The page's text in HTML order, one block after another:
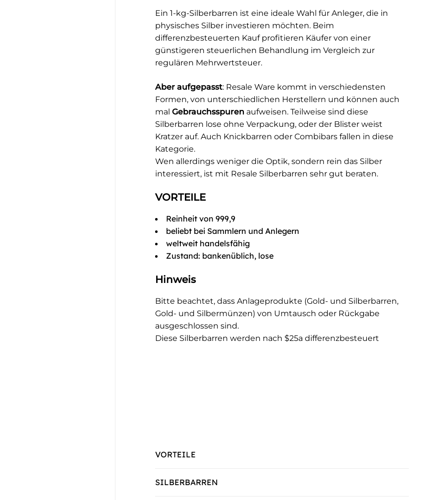
Ein 1-kg-Silberbarren ist eine ideale Wahl für Anleger, die in
physisches Silber investieren möchten. Beim
differenzbesteuerten Kauf profitieren Käufer von einer
günstigeren steuerlichen Behandlung im Vergleich zur
regulären Mehrwertsteuer.
Aber aufgepasst: Resale Ware kommt in verschiedensten
Formen, von unterschiedlichen Herstellern und können auch
mal Gebrauchsspuren aufweisen. Teilweise sind diese
Silberbarren lose ohne Verpackung, oder der Blister weist
Kratzer auf. Auch Knickbarren oder Combibars fallen in diese
Kategorie.
Wen allerdings weniger die Optik, sondern rein das Silber
interessiert, ist mit Resale Silberbarren sehr gut beraten.
VORTEILE
Reinheit von 999,9
beliebt bei Sammlern und Anlegern
weltweit handelsfähig
Zustand: bankenüblich, lose
Hinweis
Bitte beachtet, dass Anlageprodukte (Gold- und Silberbarren,
Gold- und Silbermünzen) von Umtausch oder Rückgabe
ausgeschlossen sind.
Diese Silberbarren werden nach $25a differenzbesteuert
VORTEILE
SILBERBARREN